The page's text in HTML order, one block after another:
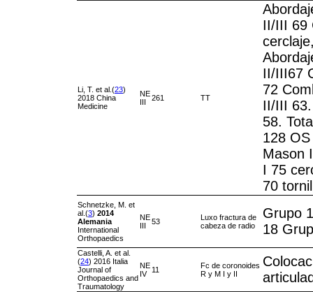
Li, T. et al.(23)
2018 China
Medicine
NE
III
261 TT
II/III 69
II/III67
72
II/III
58.
128
Mason
I 75
70
Schnetzke, M. et
al.(3) 2014
Alemania
International
Orthopaedics
NE
III
53
Luxo fractura de
cabeza de radio
Grupo
18
Castelli, A. et al.
(24) 2016 Italia
Journal of
Orthopaedics and
Traumatology
NE
IV
11
Fc de coronoides
R y M I y II